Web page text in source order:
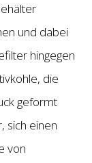
und dabei
hingegen
die
geformt
sich einen
von